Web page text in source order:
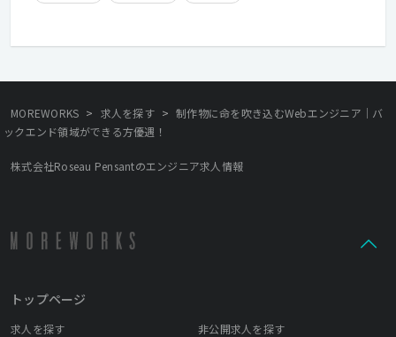
MOREWORKS > 求人を探す > 制作物に命を吹き込むWebエンジニア｜バ
ックエンド領域ができる方優遇！
株式会社Roseau Pensantのエンジニア求人情報
トップページ
求人を探す
非公開求人を探す